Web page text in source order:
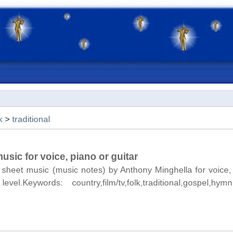
> traditional
for voice, piano or guitar
music (music notes) by Anthony Minghella for
country,film/